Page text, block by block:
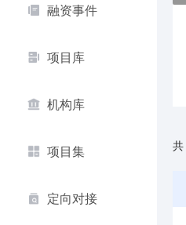
融资事件
项目库
机构库
项目集
定向对接
共